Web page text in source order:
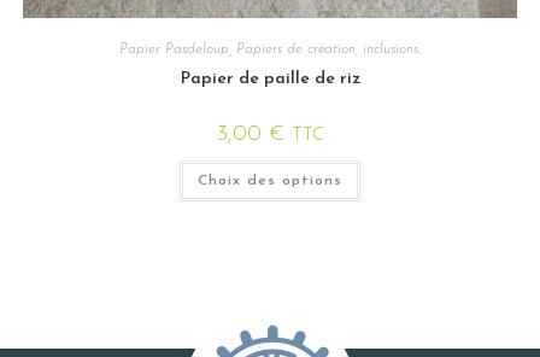
Papier Pasdeloup Papiers de création, inclusions.
Papier de paille de riz
3,00 € TTC
Choix des options